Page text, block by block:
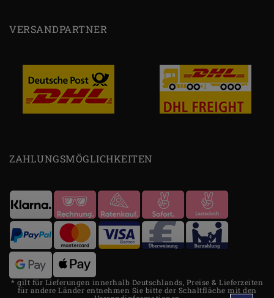
VERSANDPARTNER
ZAHLUNGSMÖGLICHKEITEN
* gilt für Lieferungen innerhalb Deutschlands, Preise & Lieferzeiten
für andere Länder entnehmen Sie bitte der Schaltfläche mit den